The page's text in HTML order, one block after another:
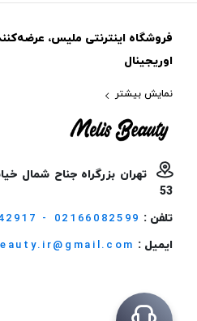
فروشگاه اینترنتی ملیس،
اوریجینال
نمایش بیشتر
تهران بزرگراه جناح شمال
53
تلفن : - 02166082599
ایمیل :